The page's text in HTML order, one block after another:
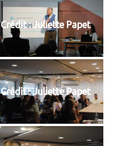
Crédit : Juliette Papet
Crédit : Juliette Papet